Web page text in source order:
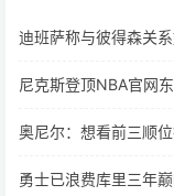
迪班萨称与彼得森关
尼克斯登顶NBA官网
奥尼尔：想看前三顺
勇士已浪费库里三年